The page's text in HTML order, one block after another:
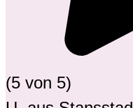
(5 von 5)